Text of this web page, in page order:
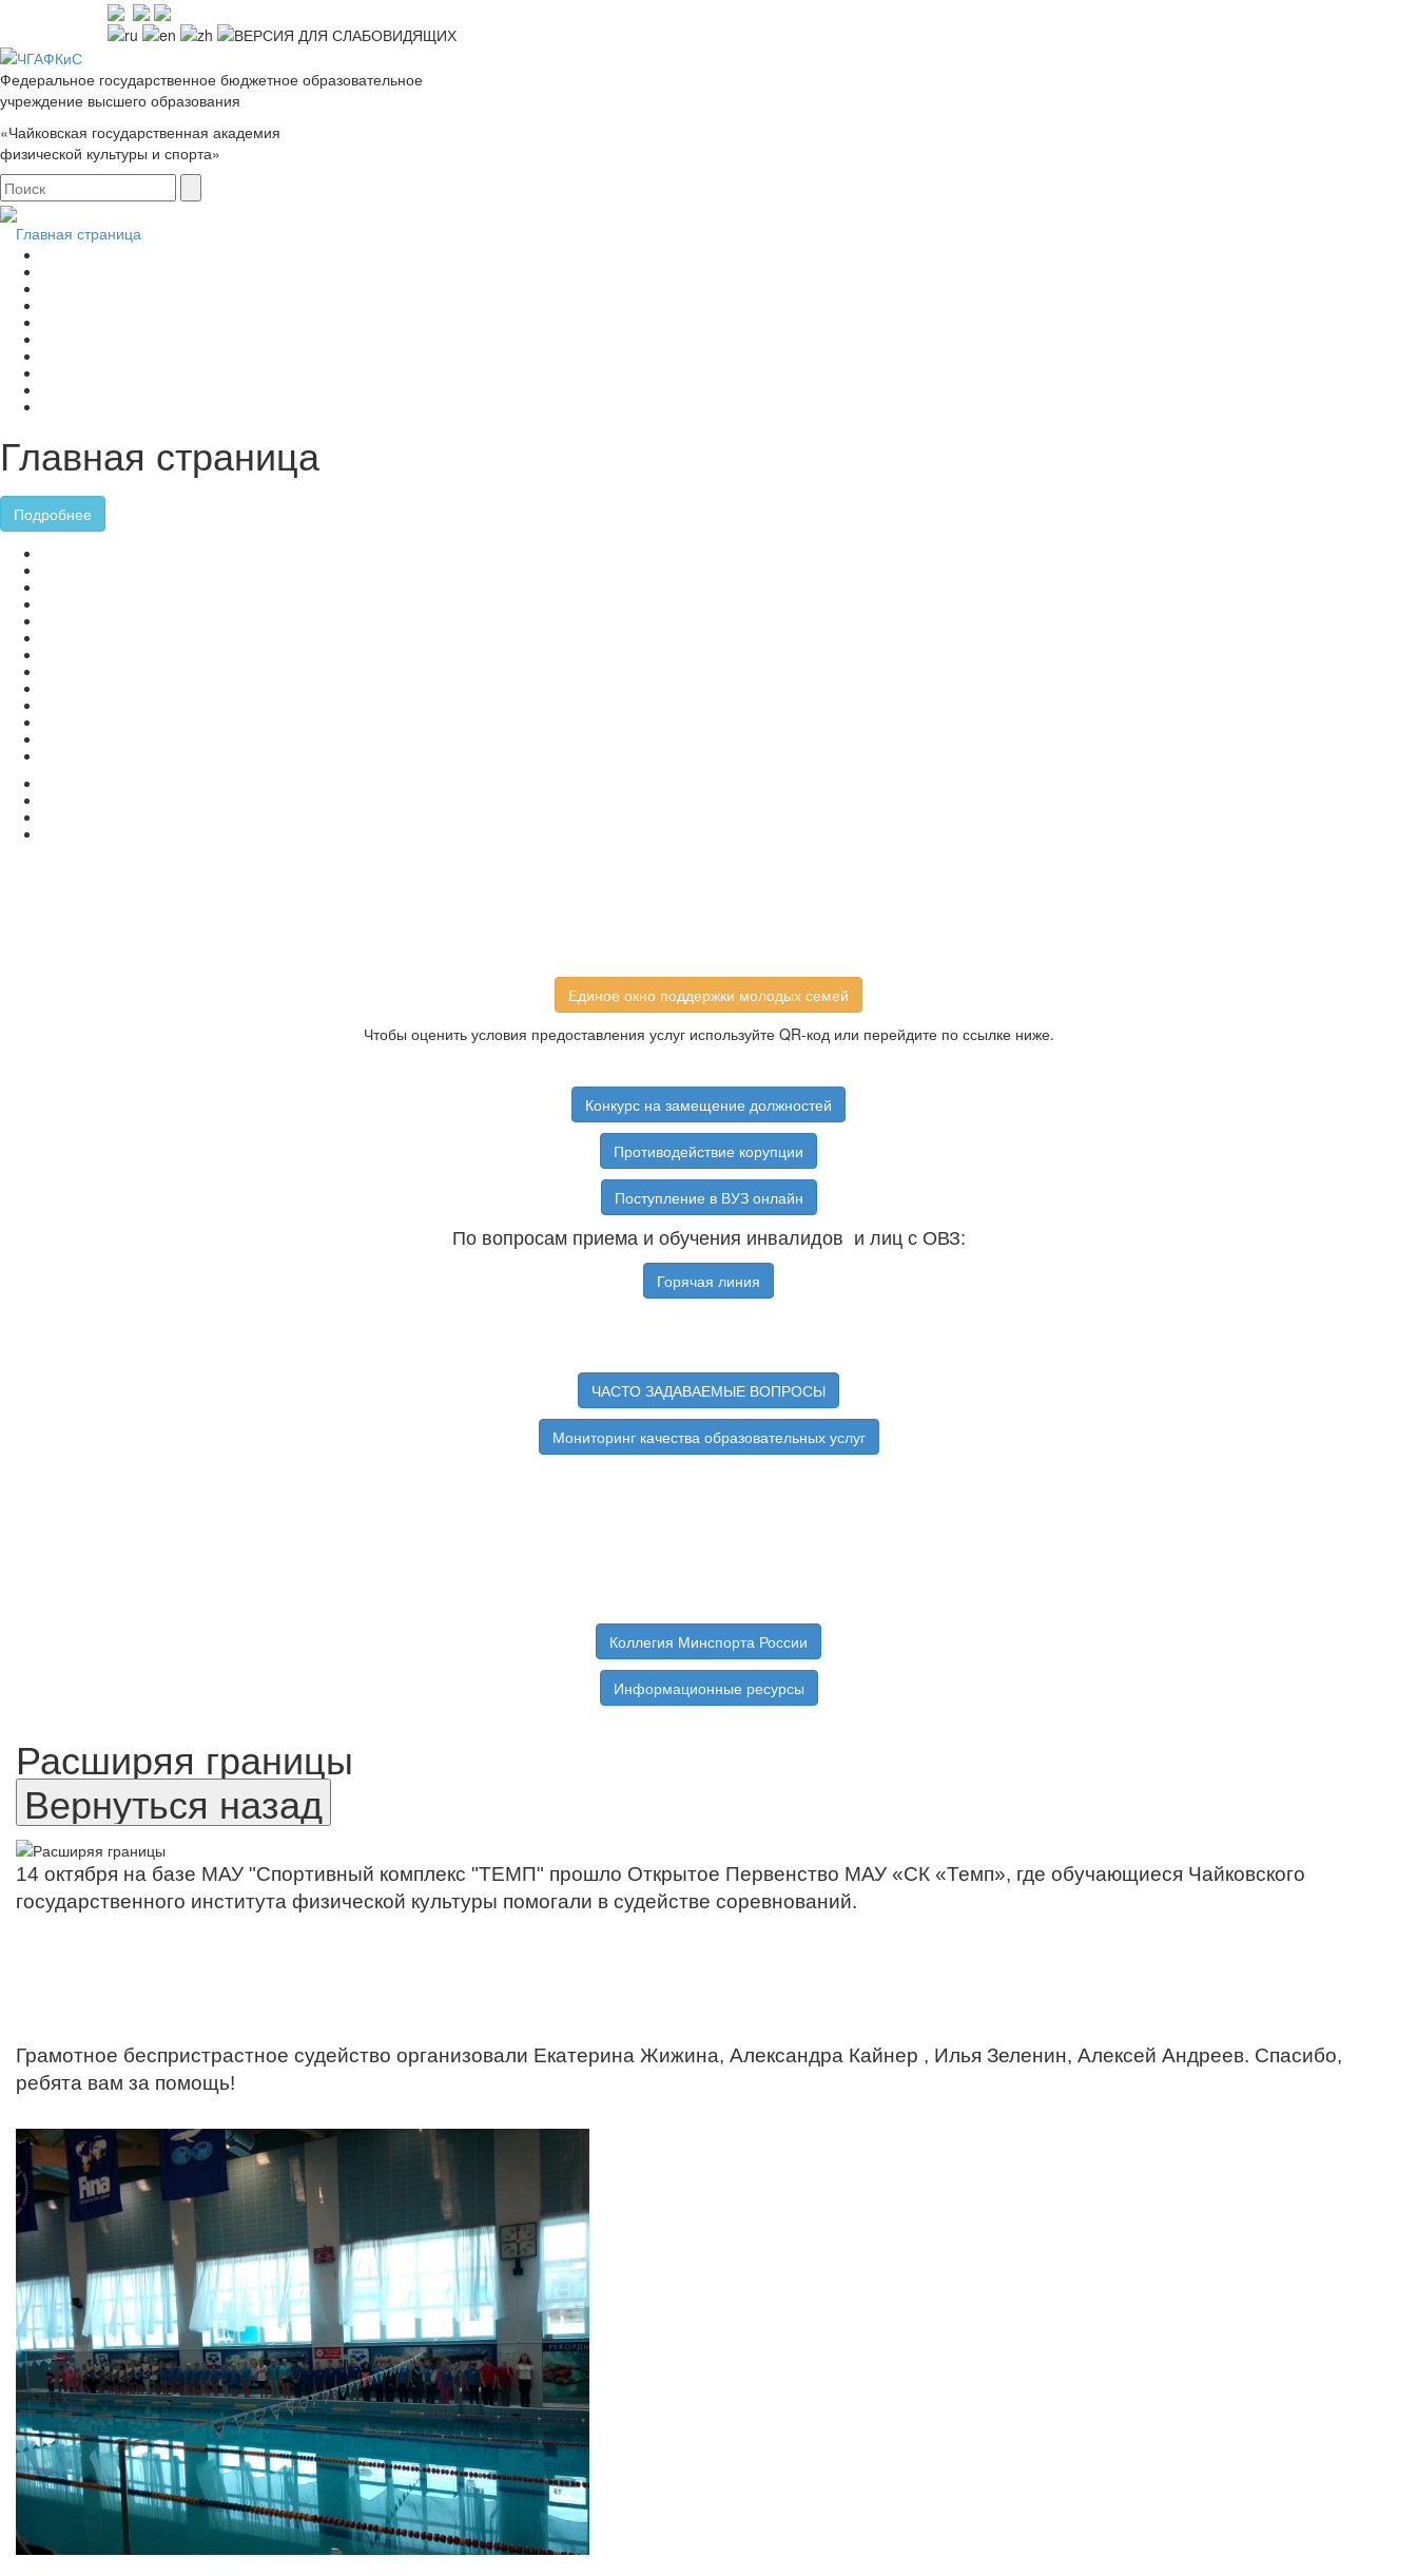
Федеральное государственное бюджетное образовательное
учреждение высшего образования
«Чайковская государственная академия
физической культуры и спорта»
Главная страница
Главная страница
Подробнее
Единое окно поддержки молодых семей
Чтобы оценить условия предоставления услуг используйте QR-код или перейдите по ссылке ниже.
Конкурс на замещение должностей
Противодействие корупции
Поступление в ВУЗ онлайн
По вопросам приема и обучения инвалидов и лиц с ОВЗ:
Горячая линия
ЧАСТО ЗАДАВАЕМЫЕ ВОПРОСЫ
Мониторинг качества образовательных услуг
Коллегия Минспорта России
Информационные ресурсы
Расширяя границы
14 октября на базе МАУ "Спортивный комплекс "ТЕМП" прошло Открытое Первенство МАУ «СК «Темп», где обучающиеся Чайковского
государственного института физической культуры помогали в судействе соревнований.
Грамотное беспристрастное судейство организовали Екатерина Жижина, Александра Кайнер , Илья Зеленин, Алексей Андреев. Спасибо,
ребята вам за помощь!